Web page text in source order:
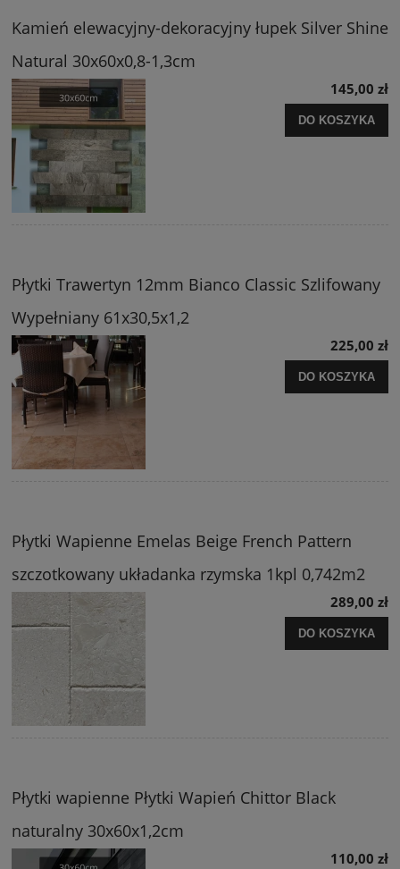
Kamień elewacyjny-dekoracyjny łupek Silver Shine
Natural 30x60x0,8-1,3cm
145,00 zł
DO KOSZYKA
Płytki Trawertyn 12mm Bianco Classic Szlifowany
Wypełniany 61x30,5x1,2
225,00 zł
DO KOSZYKA
Płytki Wapienne Emelas Beige French Pattern
szczotkowany układanka rzymska 1kpl 0,742m2
289,00 zł
DO KOSZYKA
Płytki wapienne Płytki Wapień Chittor Black
naturalny 30x60x1,2cm
110,00 zł